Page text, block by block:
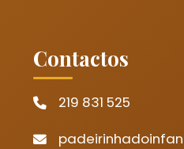
Contactos
219 831 525